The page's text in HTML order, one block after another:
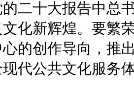
十大报告中总书
化新辉煌。要繁
心的创作导向，推
代公共文化服务